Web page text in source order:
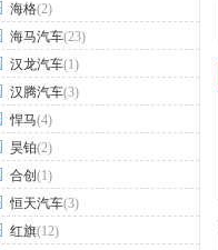
海格(2)
海马汽车(23)
汉龙汽车(1)
汉腾汽车(3)
悍马(4)
昊铂(2)
合创 (1)
恒天汽车(3)
红旗(12)